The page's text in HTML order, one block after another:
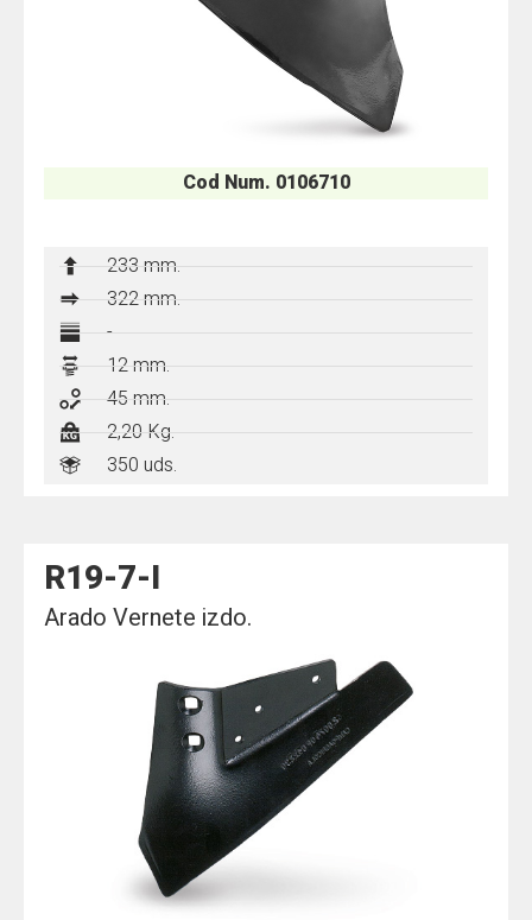
Cod Num. 0106710
233 mm.
322mm.
-
12 mm.
45 mm.
2,20 Kg.
350 uds.
R19-7-I
Arado Vernete izdo.